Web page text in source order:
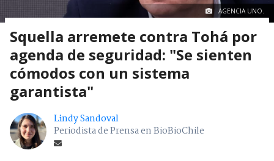
AGENCIA UNO.
Squella arremete contra Tohá por
agenda de seguridad: "Se sienten
cómodos con un sistema
garantista"
Lindy Sandoval
Periodista de Prensa en BioBioChile